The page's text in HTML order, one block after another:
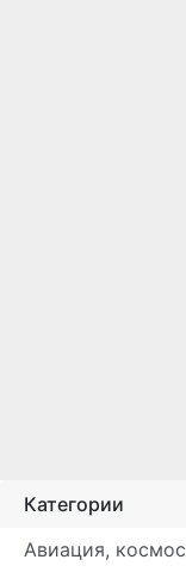
Категории
Авиация, космос